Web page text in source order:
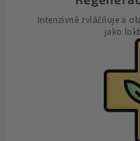
Intenzivně zvláčňuje a
jako